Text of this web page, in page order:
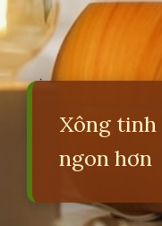
Xông
ngon hơn